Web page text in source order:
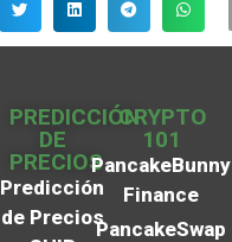
PREDICCIÓN
DE
PRECIOS
Predicción
de Precios
CRYPTO
101
PancakeBunny
Finance
PancakeSwap